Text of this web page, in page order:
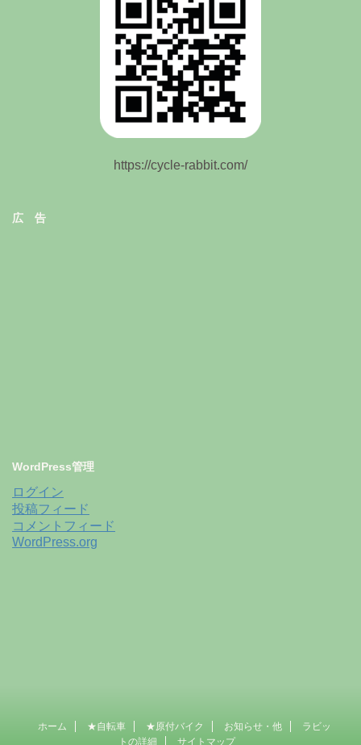
https://cycle-rabbit.com/
広 告
WordPress管理
ログイン
投稿フィード
コメントフィード
WordPress.org
ホーム ★自転車 ★原付バイク お知らせ・他
ラビッ
トの詳細
サイトマップ